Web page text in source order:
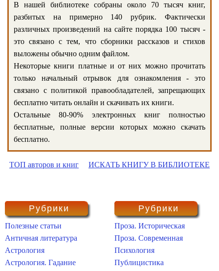
В нашей библиотеке собраны около 70 тысяч книг,
разбитых на примерно 140 рубрик. Фактически
различных произведений на сайте порядка 100 тысяч -
это связано с тем, что сборники рассказов и стихов
выложены обычно одним файлом.
Некоторые книги платные и от них можно прочитать
только начальный отрывок для ознакомления - это
связано с политикой правообладателей, запрещающих
бесплатно читать онлайн и скачивать их книги.
Остальные 80-90% электронных книг полностью
бесплатные, полные версии которых можно скачать
бесплатно.
ТОП авторов и книг ИСКАТЬ КНИГУ В БИБЛИОТЕКЕ
Рубрики
Полезные статьи
Античная литература
Астрология
Астрология. Гадание
Рубрики
Проза. Историческая
Проза. Современная
Психология
Публицистика